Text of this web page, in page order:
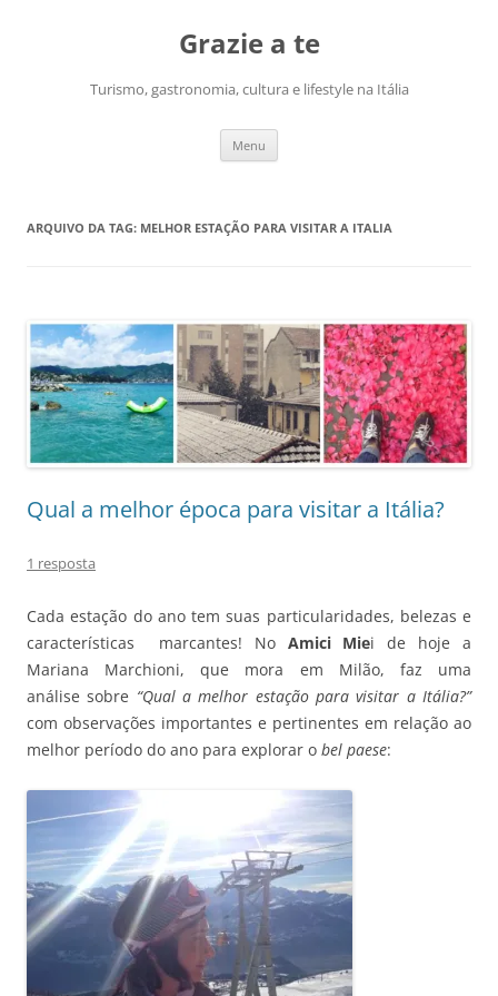
Grazie a te
Turismo, gastronomia, cultura e lifestyle na Itália
Menu
ARQUIVO DA TAG: MELHOR ESTAÇÃO PARA VISITAR A ITALIA
Qual a melhor época para visitar a Itália?
1 resposta
Cada estação do ano tem suas particularidades, belezas e
características marcantes! No Amici Miei de hoje a
Mariana Marchioni, que mora em Milão, faz uma
análise sobre “Qual a melhor estação para visitar a Itália?”
com observações importantes e pertinentes em relação ao
melhor período do ano para explorar o bel paese: